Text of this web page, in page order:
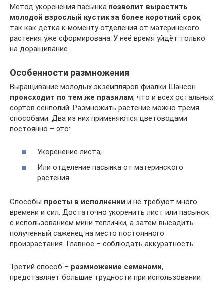
Метод укоренения пасынка позволит вырастить
молодой взрослый кустик за более короткий срок,
так как детка к моменту отделения от материнского
растения уже сформирована. У неё время уйдёт только
на доращивание.
Особенности размножения
Выращивание молодых экземпляров фиалки Шансон
происходит по тем же правилам, что и всех остальных
сортов сенполий. Размножить растение можно тремя
способами. Два из них применяются цветоводами
постоянно – это:
Укоренение листа;
Или отделение пасынка от материнского
растения.
Способы просты в исполнении и не требуют много
времени и сил. Достаточно укоренить лист или пасынок
с использованием мини теплички, а затем высадить
полученный саженец на место постоянного
произрастания. Главное – соблюдать аккуратность.
Третий способ – размножение семенами,
представляет большие трудности при использовании